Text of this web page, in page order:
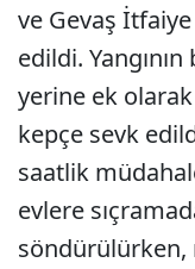
ve Gevaş
edildi.
yerine ek
kepçe sevk
saatlik
evlere
söndürülürken,